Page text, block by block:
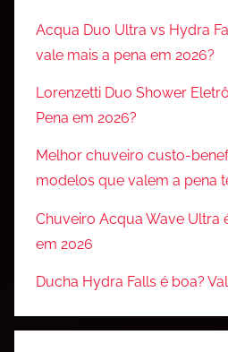
Acqua Duo Ultra vs Hydra
vale mais a pena em 2026?
Lorenzetti Duo Shower
Pena em 2026?
Melhor chuveiro custo-
modelos que valem a pena
Chuveiro Acqua Wave Ultra
em 2026
Ducha Hydra Falls é boa?